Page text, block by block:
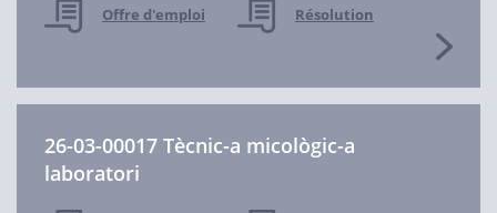
Offre d'emploi Résolution
26-03-00017 Tècnic-a micològic-a
laboratori